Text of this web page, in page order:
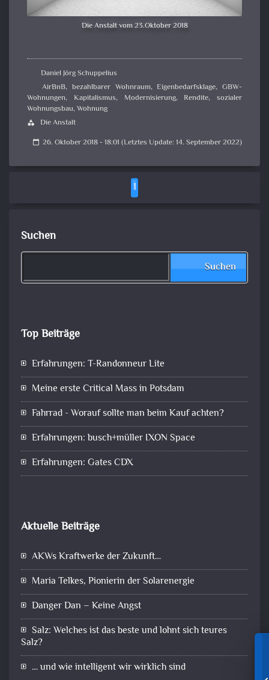
Die Anstalt vom 23.Oktober 2018
Daniel Jörg Schuppelius
AirBnB, bezahlbarer Wohnraum,Eigenbedarfsklage, GBW-
Wohnungen, Kapitalismus, Modernisierung,Rendite, sozialer
Wohnungsbau,Wohnung
category Die Anstalt
calendar_today 26. Oktober 2018 - 18:01 (Letztes Update: 14. September 2022)
1
Suchen
Suchen
Top Beiträge
Erfahrungen: T-Randonneur Lite
Meine erste Critical Mass in Potsdam
Fahrrad - Worauf sollte man beim Kauf achten?
Erfahrungen: busch+müller IXON Space
Erfahrungen: Gates CDX
Aktuelle Beiträge
AKWs Kraftwerke der Zukunft…
Maria Telkes, Pionierin der Solarenergie
Danger Dan – Keine Angst
Salz: Welches ist das beste und lohnt sich teures
Salz?
… und wie intelligent wir wirklich sind